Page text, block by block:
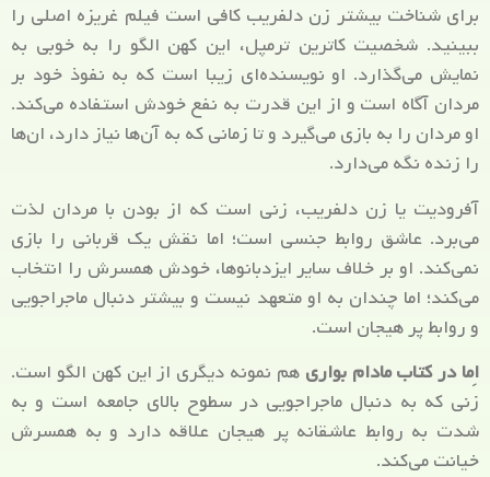
برای شناخت بیشتر زن دلفریب کافی است فیلم غریزه اصلی را
ببینید. شخصیت کاترین ترمپل، این کهن الگو را به خوبی به
نمایش می‌گذارد. او نویسنده‌ای زیبا است که به نفوذ خود بر
مردان آگاه است و از این قدرت به نفع خودش استفاده می‌کند.
او مردان را به بازی می‌گیرد و تا زمانی که به آن‌ها نیاز دارد، ان‌ها
را زنده نگه می‌دارد.
آفرودیت یا زن دلفریب، زنی است که از بودن با مردان لذت
می‌برد. عاشق روابط جنسی است؛ اما نقش یک قربانی را بازی
نمی‌کند. او بر خلاف سایر ایزدبانوها، خودش همسرش را انتخاب
می‌کند؛ اما چندان به او متعهد نیست و بیشتر دنبال ماجراجویی
و روابط پر هیجان است.
اِما در کتاب مادام بواری هم نمونه دیگری از این کهن الگو است.
زنی که به دنبال ماجراجویی در سطوح بالای جامعه است و به
شدت به روابط عاشقانه پر هیجان علاقه دارد و به همسرش
خیانت می‌کند.